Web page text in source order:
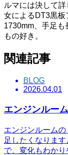
ルマには決して
女によるDT3黒
1730mm、手足
もの好き。
関連記事
BLOG
2026.04.01
エンジンルー
エンジンルームの
足したくなりま
で、変化もわか